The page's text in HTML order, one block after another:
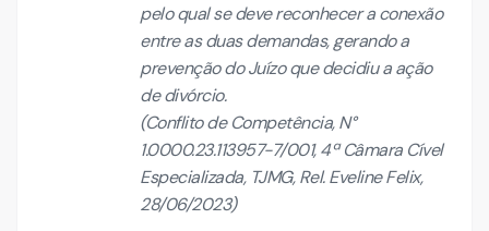
pelo qual se deve reconhecer a conexão
entre as duas demandas, gerando a
prevenção do Juízo que decidiu a ação
de divórcio.
(Conflito de Competência, N°
1.0000.23.113957-7/001, 4ª Câmara Cível
Especializada, TJMG, Rel. Eveline Felix,
28/06/2023)